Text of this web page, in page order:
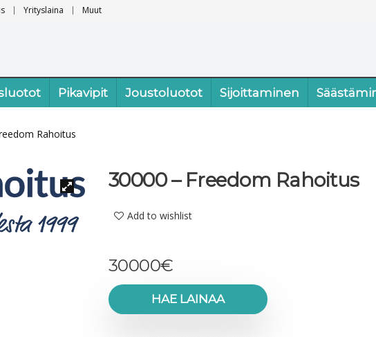
Yrityslaina Muut
Pikavipit Joustoluotot Sijoittaminen
Rahoitus
30000 – Freedom Rahoitus
Add to wishlist
30000€
HAE LAINAA